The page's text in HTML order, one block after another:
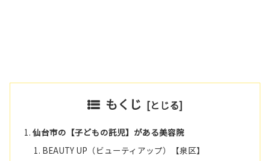
もくじ
仙台市の【子どもの託児】がある美容院
BEAUTY UP（ビューティアップ）【泉区】